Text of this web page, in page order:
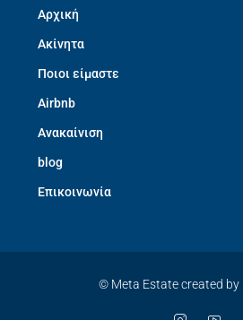
Αρχική
Ακίνητα
Ποιοι είμαστε
Airbnb
Ανακαίνιση
blog
Επικοινωνία
© Meta Estate created